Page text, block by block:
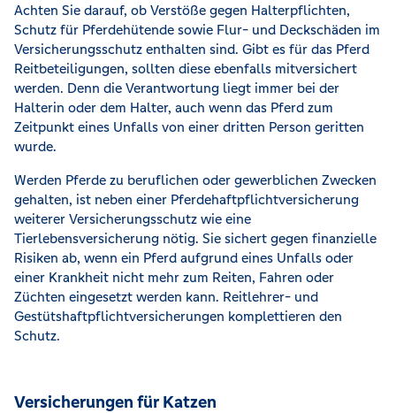
Achten Sie darauf, ob Verstöße gegen Halterpflichten,
Schutz für Pferdehütende sowie Flur- und Deckschäden im
Versicherungsschutz enthalten sind. Gibt es für das Pferd
Reitbeteiligungen, sollten diese ebenfalls mitversichert
werden. Denn die Verantwortung liegt immer bei der
Halterin oder dem Halter, auch wenn das Pferd zum
Zeitpunkt eines Unfalls von einer dritten Person geritten
wurde.
Werden Pferde zu beruflichen oder gewerblichen Zwecken
gehalten, ist neben einer Pferdehaftpflichtversicherung
weiterer Versicherungsschutz wie eine
Tierlebensversicherung nötig. Sie sichert gegen finanzielle
Risiken ab, wenn ein Pferd aufgrund eines Unfalls oder
einer Krankheit nicht mehr zum Reiten, Fahren oder
Züchten eingesetzt werden kann. Reitlehrer- und
Gestütshaftpflichtversicherungen komplettieren den
Schutz.
Versicherungen für Katzen